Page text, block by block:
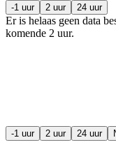
-1 uur 2 uur 24 uur
Er is helaas geen data
komende 2 uur.
-1 uur 2 uur 24 uur